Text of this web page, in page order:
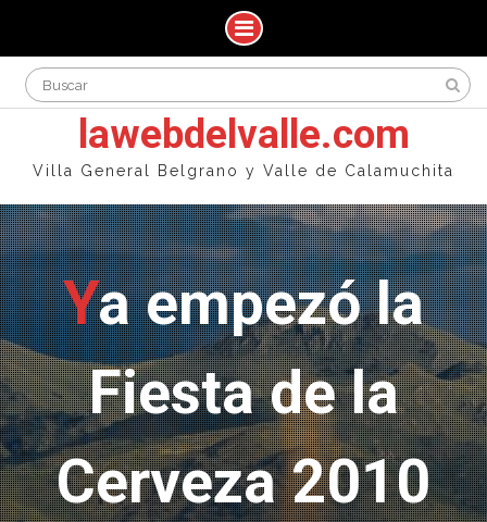
Skip
for:
lawebdelvalle.com
Villa General Belgrano y Valle de Calamuchita
Ya empezó la
Fiesta de la
Cerveza 2010